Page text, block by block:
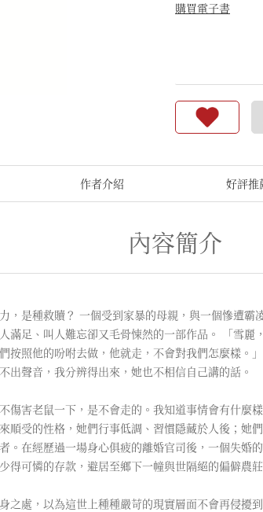
購買電子書
作者介紹 好評推
內容簡介
，是種救贖？ 一個受到家暴的母親，與一個慘遭霸
滿足、叫人難忘卻又毛骨悚然的一部作品。 「雪麗
按照他的吩咐去做，他就走，不會對我們怎麼樣。
出聲音，我分辨得出來，她也不相信自己講的話。
傷害老鼠一下，是不會走的。我知道事情會有什麼
順受的性格，她們行事低調、習慣隱藏於人後；她
。在經歷過一場身心俱疲的離婚官司後，一個失婚
得可憐的存款，避居至鄉下一幢與世隔絕的偏僻農
之處，以為這世上種種嚴苛的現實層面不會再侵擾